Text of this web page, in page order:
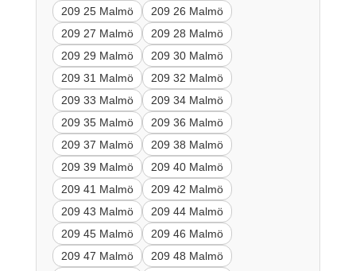
209 25 Malmö
209 26 Malmö
209 27 Malmö
209 28 Malmö
209 29 Malmö
209 30 Malmö
209 31 Malmö
209 32 Malmö
209 33 Malmö
209 34 Malmö
209 35 Malmö
209 36 Malmö
209 37 Malmö
209 38 Malmö
209 39 Malmö
209 40 Malmö
209 41 Malmö
209 42 Malmö
209 43 Malmö
209 44 Malmö
209 45 Malmö
209 46 Malmö
209 47 Malmö
209 48 Malmö